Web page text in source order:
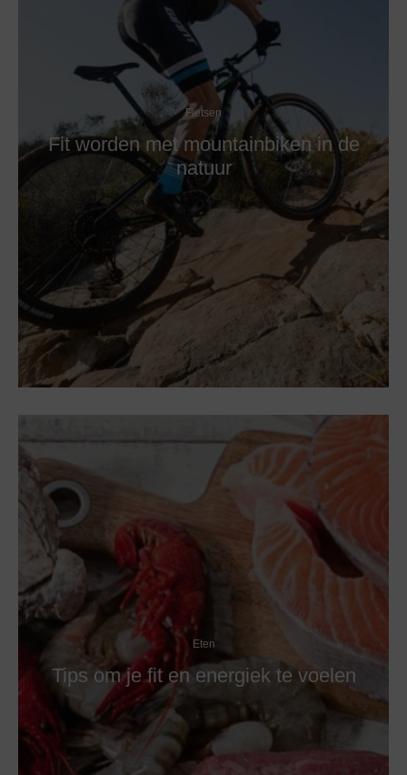
Fietsen
Fit worden met mountainbiken in de
natuur
Eten
Tips om je fit en energiek te voelen